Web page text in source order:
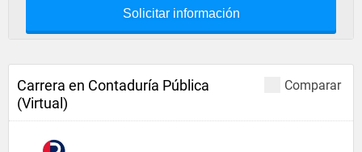
Solicitar información
Comparar
Carrera en Contaduría Pública
(Virtual)